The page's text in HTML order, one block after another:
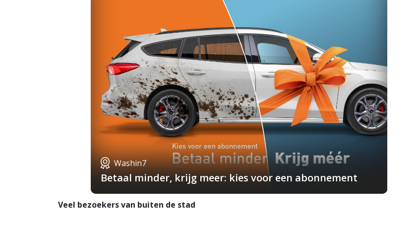
Washin7
Betaal minder, krijg meer: kies voor een abonnement
Veel bezoekers van buiten de stad